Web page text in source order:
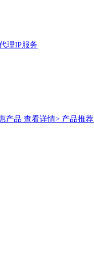
理IP服务
产品 查看详情> 产品推荐